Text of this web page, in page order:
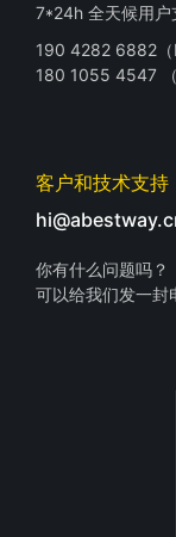
7*24h 全天候用户
190 4282 6882（
180 1055 4547
客户和技术支持
你有什么问题吗？
可以给我们发一封